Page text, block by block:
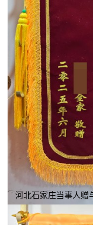
河北石家庄当事人赠